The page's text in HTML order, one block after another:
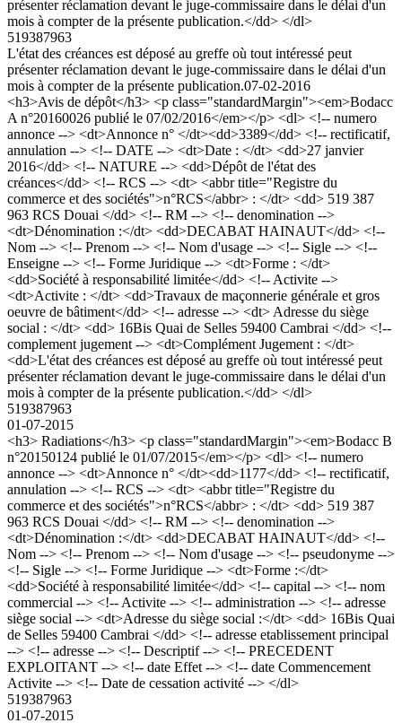
présenter réclamation devant le juge-commissaire dans le délai d'un
mois à compter de la présente publication.</dd> </dl>
519387963
L'état des créances est déposé au greffe où tout intéressé peut
présenter réclamation devant le juge-commissaire dans le délai d'un
mois à compter de la présente publication.07-02-2016
<h3>Avis de dépôt</h3> <p class="standardMargin"><em>Bodacc
A n°20160026 publié le 07/02/2016</em></p> <dl> <!-- numero
annonce --> <dt>Annonce n° </dt><dd>3389</dd> <!-- rectificatif,
annulation --> <!-- DATE --> <dt>Date : </dt> <dd>27 janvier
2016</dd> <!-- NATURE --> <dd>Dépôt de l'état des
créances</dd> <!-- RCS --> <dt> <abbr title="Registre du
commerce et des sociétés">n°RCS</abbr> : </dt> <dd> 519 387
963 RCS Douai </dd> <!-- RM --> <!-- denomination -->
<dt>Dénomination :</dt> <dd>DECABAT HAINAUT</dd> <!--
Nom --> <!-- Prenom --> <!-- Nom d'usage --> <!-- Sigle --> <!--
Enseigne --> <!-- Forme Juridique --> <dt>Forme : </dt>
<dd>Société à responsabilité limitée</dd> <!-- Activite -->
<dt>Activite : </dt> <dd>Travaux de maçonnerie générale et gros
oeuvre de bâtiment</dd> <!-- adresse --> <dt> Adresse du siège
social : </dt> <dd> 16Bis Quai de Selles 59400 Cambrai </dd> <!--
complement jugement --> <dt>Complément Jugement : </dt>
<dd>L'état des créances est déposé au greffe où tout intéressé peut
présenter réclamation devant le juge-commissaire dans le délai d'un
mois à compter de la présente publication.</dd> </dl>
519387963
01-07-2015
<h3> Radiations</h3> <p class="standardMargin"><em>Bodacc B
n°20150124 publié le 01/07/2015</em></p> <dl> <!-- numero
annonce --> <dt>Annonce n° </dt><dd>1177</dd> <!-- rectificatif,
annulation --> <!-- RCS --> <dt> <abbr title="Registre du
commerce et des sociétés">n°RCS</abbr> : </dt> <dd> 519 387
963 RCS Douai </dd> <!-- RM --> <!-- denomination -->
<dt>Dénomination :</dt> <dd>DECABAT HAINAUT</dd> <!--
Nom --> <!-- Prenom --> <!-- Nom d'usage --> <!-- pseudonyme -->
<!-- Sigle --> <!-- Forme Juridique --> <dt>Forme :</dt>
<dd>Société à responsabilité limitée</dd> <!-- capital --> <!-- nom
commercial --> <!-- Activite --> <!-- administration --> <!-- adresse
siège social --> <dt>Adresse du siège social :</dt> <dd> 16Bis Quai
de Selles 59400 Cambrai </dd> <!-- adresse etablissement principal
--> <!-- adresse --> <!-- Descriptif --> <!-- PRECEDENT
EXPLOITANT --> <!-- date Effet --> <!-- date Commencement
Activite --> <!-- Date de cessation activité --> </dl>
519387963
01-07-2015